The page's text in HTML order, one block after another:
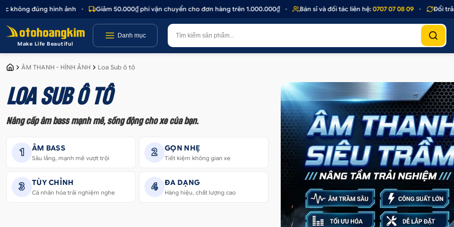
đúng hình ảnh • Giảm 50.000₫ phí vận chuyển cho đơn hàng trên 1.000.000₫ • Bán sỉ và đối tác liên hệ:0707 07 08 09 • Đổi trả 1 - 1
Make Life Beautiful
Danh mục
ÂM THANH - HÌNH ẢNH Loa Sub ô tô
LOA SUB Ô TÔ
Nâng cấp âm bass mạnh mẽ, sống động cho xe của bạn.
1 ÂM BASS
Sâu lắng, mạnh mẽ vượt trội 2 GỌN NHẸ
Tiết kiệm không gian xe
3 TÙY CHỈNH
Cá nhân hóa trải nghiệm nghe 4 ĐA DẠNG
Hàng hiệu, chất lượng cao